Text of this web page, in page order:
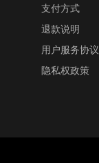
支付方式
退款说明
用户服务协议
隐私权政策